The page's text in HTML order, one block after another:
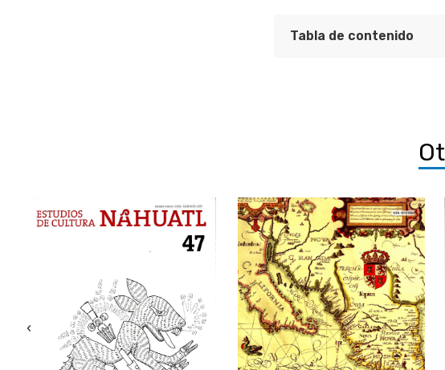
Tabla de contenido
La historia del arte y las
La historiografia. Un
feminista?
Las estrategias de
El convento de San
La fundació n y
La conformación del
1619) 69
La consolidación de la
Obras de
123
‹